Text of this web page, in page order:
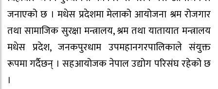
जनाएको छ । मधेस प्रदेशमा मेलाको आयोजना श्रम रोजगार
तथा सामाजिक सुरक्षा मन्त्रालय, श्रम तथा यातायात मन्त्रालय
मधेस प्रदेश, जनकपुरधाम उपमहानगरपालिकाले संयुक्त
रूपमा गर्दैछन् । सहआयोजक नेपाल उद्योग परिसंघ रहेको छ
।